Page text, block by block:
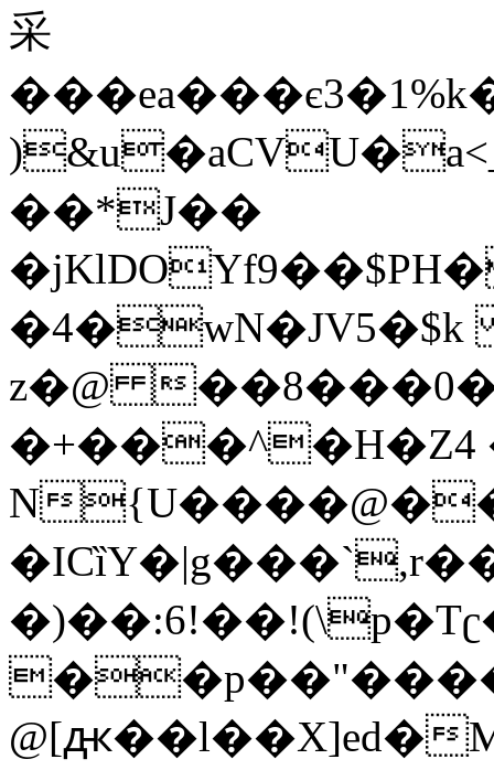
采
��*J��
z�@
�+���^�H�Z4
N{
@[ԫ��l��X]ed�